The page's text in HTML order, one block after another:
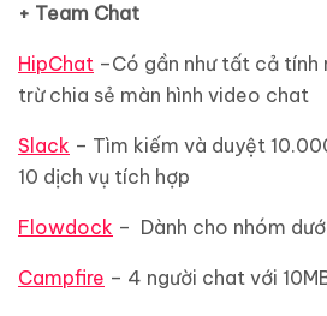
+ Team Chat
HipChat –Có gần như tất cả
trừ chia sẻ màn hình video chat
Slack – Tìm kiếm và duyệt
10 dịch vụ tích hợp
Flowdock – Dành cho nhóm
Campfire – 4 người chat với